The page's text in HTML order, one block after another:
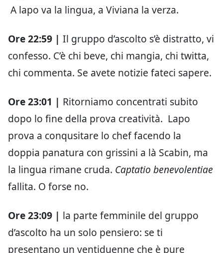
A lapo va la lingua, a Viviana la verza.
Ore 22:59 | Il gruppo d’ascolto s’è distratto, vi
confesso. C’è chi beve, chi mangia, chi twitta,
chi commenta. Se avete notizie fateci sapere.
Ore 23:01 | Ritorniamo concentrati subito
dopo lo fine della prova creatività. Lapo
prova a conqusitare lo chef facendo la
doppia panatura con grissini a là Scabin, ma
la lingua rimane cruda. Captatio benevolentiae
fallita. O forse no.
Ore 23:09 | la parte femminile del gruppo
d’ascolto ha un solo pensiero: se ti
presentano un ventiduenne che è pure